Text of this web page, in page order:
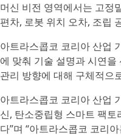
머신 비전 영역에서는 고정
편차, 로봇 위치 오차, 조립
아트라스콥코 코리아 산업
에 맞춰 기술 설명과 시연
관리 방향에 대해 구체적으
아트라스콥코 코리아 산업
신, 탄소중립형 스마트 팩
다”며 “아트라스콥코 코리